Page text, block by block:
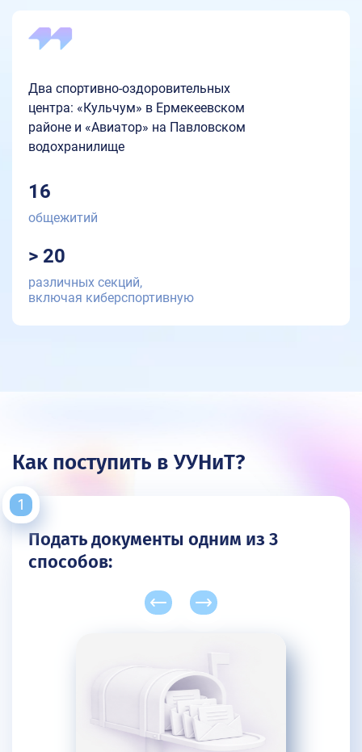
Два спортивно-оздоровительных
центра: «Кульчум» в Ермекеевском
районе и «Авиатор» на Павловском
водохранилище
16
общежитий
> 20
различных секций,
включая киберспортивную
Как поступить в УУНиТ?
Подать документы одним из 3
способов: